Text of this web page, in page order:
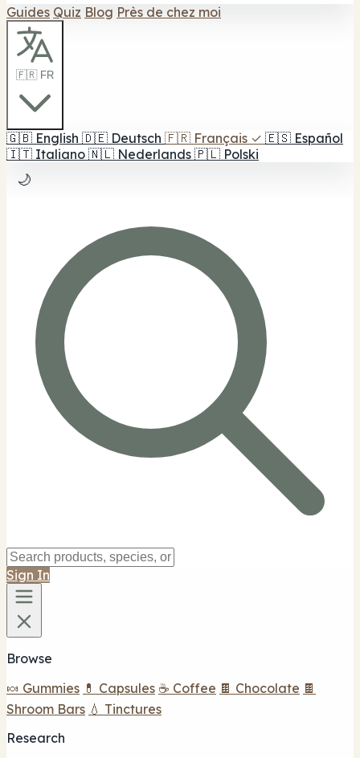
Guides Quiz Blog Près de chez moi
🇫🇷 FR
🇬🇧 English 🇩🇪 Deutsch 🇫🇷 Français ✓ 🇪🇸 Español
🇮🇹 Italiano 🇳🇱 Nederlands 🇵🇱 Polski
🌙
Sign In
Browse
🍬 Gummies 💊 Capsules ☕ Coffee 🍫 Chocolate 🍫
Shroom Bars 💧 Tinctures
Research